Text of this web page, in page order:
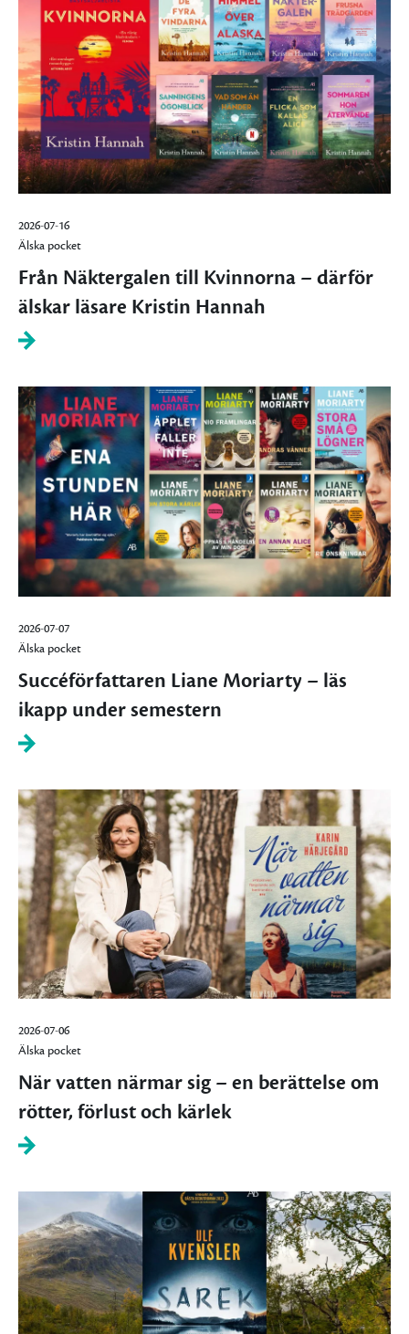
2026-07-16
Älska pocket
Från Näktergalen till Kvinnorna – därför
älskar läsare Kristin Hannah
2026-07-07
Älska pocket
Succéförfattaren Liane Moriarty – läs
ikapp under semestern
2026-07-06
Älska pocket
När vatten närmar sig – en berättelse om
rötter, förlust och kärlek